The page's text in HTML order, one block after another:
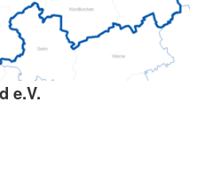
e.V.